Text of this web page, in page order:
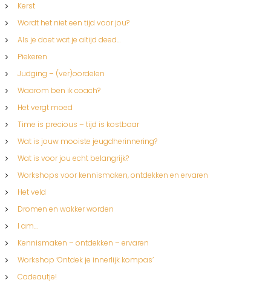
Kerst
Wordt het niet een tijd voor jou?
Als je doet wat je altijd deed…
Piekeren
Judging – (ver)oordelen
Waarom ben ik coach?
Het vergt moed
Time is precious – tijd is kostbaar
Wat is jouw mooiste jeugdherinnering?
Wat is voor jou echt belangrijk?
Workshops voor kennismaken, ontdekken en ervaren
Het veld
Dromen en wakker worden
I am…
Kennismaken – ontdekken – ervaren
Workshop ‘Ontdek je innerlijk kompas’
Cadeautje!